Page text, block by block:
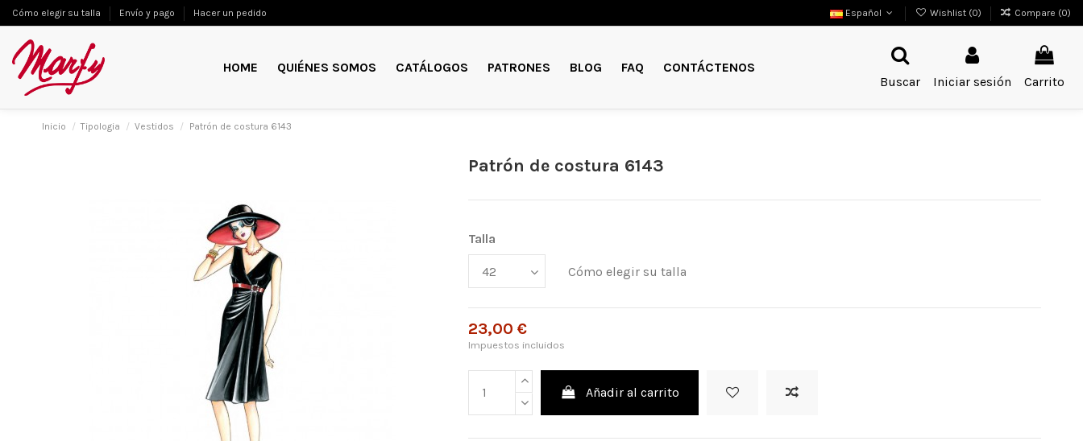
Cómo elegir su talla Envío y pago Hacer un pedido Español Wishlist (0) Compare (0)
HOME QUIÉNES SOMOS CATÁLOGOS PATRONES BLOG FAQ
CONTÁCTENOS
Buscar
Iniciar sesión Carrito
Inicio Tipologia Vestidos Patrón de costura 6143
Patrón de costura 6143
Talla
Cómo elegir su talla
23,00 €
Impuestos incluidos
Añadir al carrito